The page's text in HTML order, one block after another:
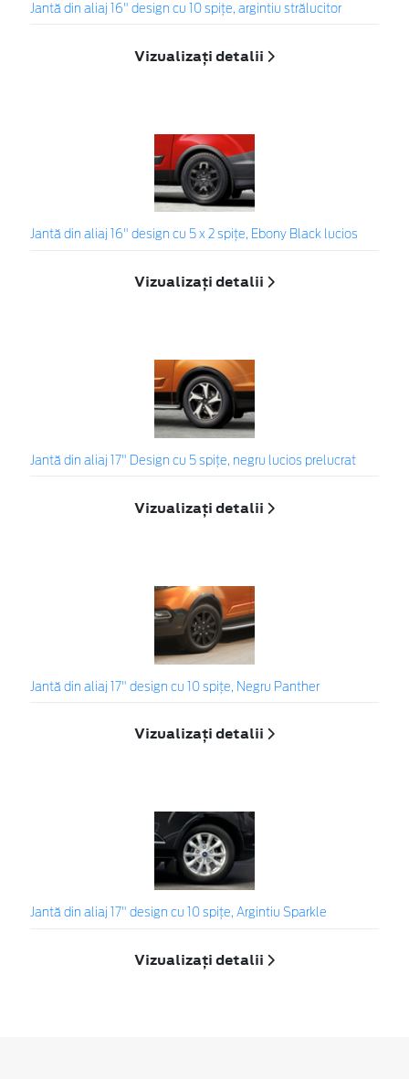
Jantă din aliaj 16" design cu 10 spițe, argintiu strălucitor
Vizualizați detalii
Jantă din aliaj 16" design cu 5 x 2 spițe, Ebony Black lucios
Vizualizați detalii
Jantă din aliaj 17" Design cu 5 spiţe, negru lucios prelucrat
Vizualizați detalii
Jantă din aliaj 17" design cu 10 spițe, Negru Panther
Vizualizați detalii
Jantă din aliaj 17" design cu 10 spițe, Argintiu Sparkle
Vizualizați detalii